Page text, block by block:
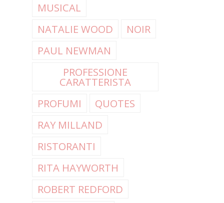
MUSICAL
NATALIE WOOD
NOIR
PAUL NEWMAN
PROFESSIONE
CARATTERISTA
PROFUMI
QUOTES
RAY MILLAND
RISTORANTI
RITA HAYWORTH
ROBERT REDFORD